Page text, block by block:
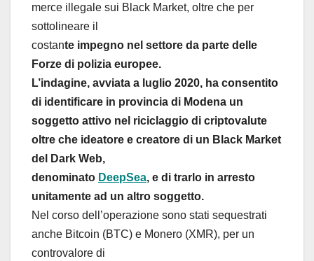
merce illegale sui Black Market, oltre che per
sottolineare il
costante impegno nel settore da parte delle
Forze di polizia europee.
L’indagine, avviata a luglio 2020, ha consentito
di identificare in provincia di Modena un
soggetto attivo nel riciclaggio di criptovalute
oltre che ideatore e creatore di un Black Market
del Dark Web,
denominato DeepSea, e di trarlo in arresto
unitamente ad un altro soggetto.
Nel corso dell’operazione sono stati sequestrati
anche Bitcoin (BTC) e Monero (XMR), per un
controvalore di